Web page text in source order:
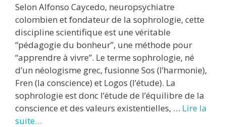
Selon Alfonso Caycedo, neuropsychiatre
colombien et fondateur de la sophrologie, cette
discipline scientifique est une véritable
“pédagogie du bonheur”, une méthode pour
“apprendre à vivre”. Le terme sophrologie, né
d’un néologisme grec, fusionne Sos (l’harmonie),
Fren (la conscience) et Logos (l’étude). La
sophrologie est donc l’étude de l’équilibre de la
conscience et des valeurs existentielles, … Lire la
suite…